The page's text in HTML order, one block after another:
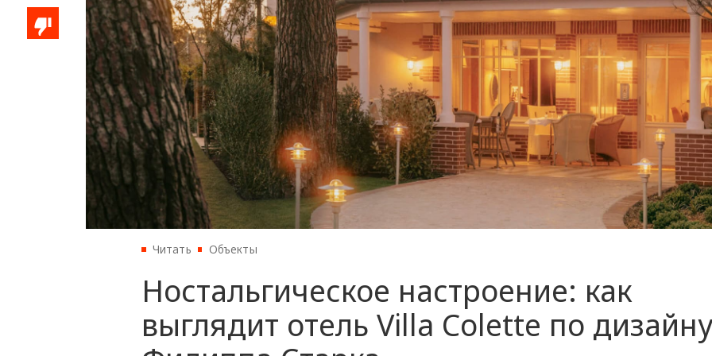
Читать Объекты
Ностальгическое настроение: как
выглядит отель Villa Colette по